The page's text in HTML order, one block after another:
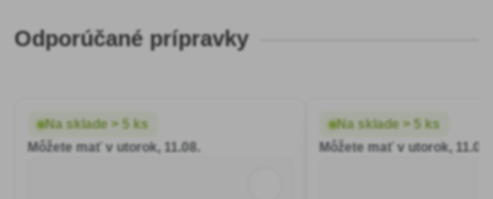
Odporúčané prípravky
Na sklade > 5 ks
Môžete mať v utorok, 11.08.
Na sklade > 5 ks
Môžete mať v utorok, 11.08.